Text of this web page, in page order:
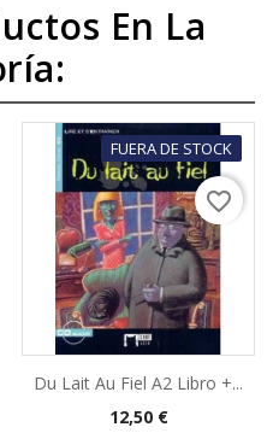
En La
FUERA DE STOCK
Du Lait Au Fiel A2 Libro +...
Precio
12,50 €
favorite_border